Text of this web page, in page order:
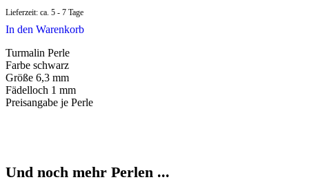
Lieferzeit: ca. 5 - 7 Tage
In den Warenkorb
Turmalin Perle
Farbe schwarz
Größe 6,3 mm
Fädelloch 1 mm
Preisangabe je Perle
Und noch mehr Perlen ...